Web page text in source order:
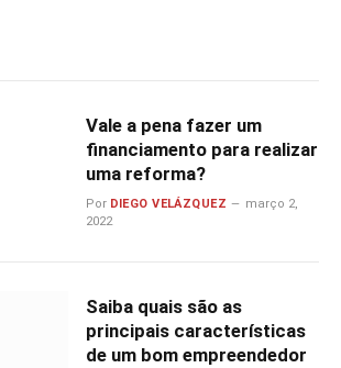
Vale a pena fazer um
financiamento para realizar
uma reforma?
Por DIEGO VELÁZQUEZ
março 2,
2022
Saiba quais são as
principais características
de um bom empreendedor